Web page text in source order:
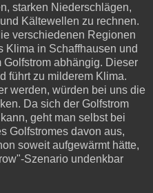
starken Niederschlägen,
Kältewellen zu rechnen.
verschiedenen Regionen
Klima in Schaffhausen und
abhängig. Dieser
führt zu milderem Klima.
werden, würden bei uns die
Da sich der Golfstrom
geht man selbst bei
Golfstromes davon aus,
soweit aufgewärmt hätte,
Szenario undenkbar